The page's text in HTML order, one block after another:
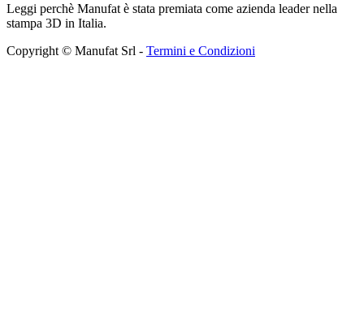
Leggi perchè Manufat è stata premiata come azienda leader nella
stampa 3D in Italia.
Copyright © Manufat Srl - Termini e Condizioni